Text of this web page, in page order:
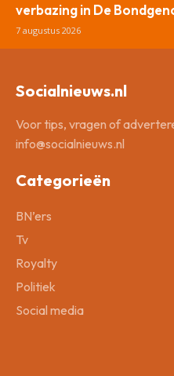
verbazing in De
7 augustus 2026
Socialnieuws.nl
Voor tips, vragen of
info@socialnieuws.nl
Categorieën
BN’ers
Tv
Royalty
Politiek
Social media